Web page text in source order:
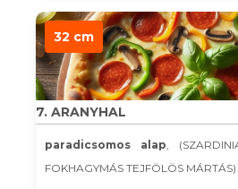
32 cm
7. ARANYHAL
paradicsomos alap,
FOKHAGYMÁS TEJFÖLÖS MÁRTÁS)